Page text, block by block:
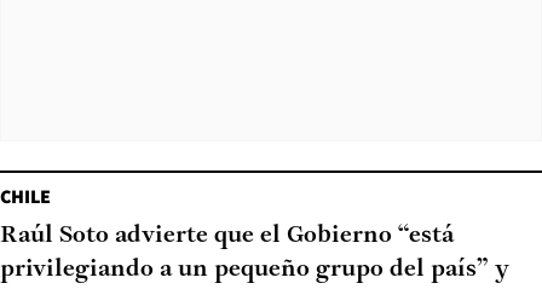
CHILE
Raúl Soto advierte que el Gobierno “está
privilegiando a un pequeño grupo del país” y